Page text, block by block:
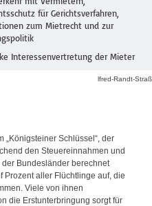
für Gerichtsverfahren,
zum Mietrecht und zur
Interessenvertretung der Mieter
lfred-Randt-
„Königsteiner Schlüssel“, der
den Steuereinnahmen und
Bundesländer berechnet
Prozent aller Flüchtlinge auf, die
Viele von ihnen
die Erstunterbringung sorgt für